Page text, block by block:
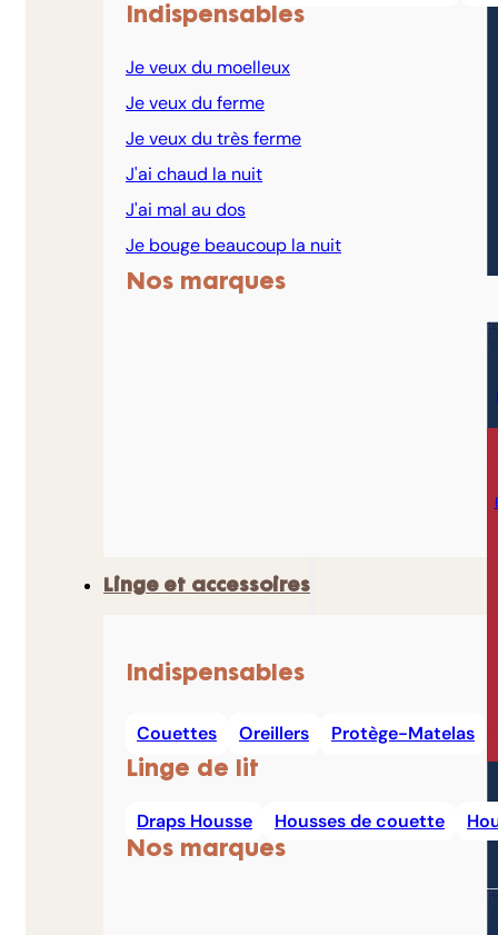
Indispensables
Je veux du moelleux
Je veux du ferme
Je veux du très ferme
J'ai chaud la nuit
J'ai mal au dos
Je bouge beaucoup la nuit
Nos marques
Linge et accessoires
Indispensables
Couettes Oreillers Protège-Matelas
Linge de lit
Draps Housse Housses de couette
Nos marques